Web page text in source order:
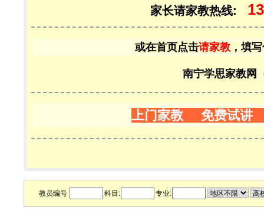
家长请家教热线:
或在首页点击请家教 ，填
南宁学思家教网
上门家教 免费试讲
教员编号 科目: 专业: